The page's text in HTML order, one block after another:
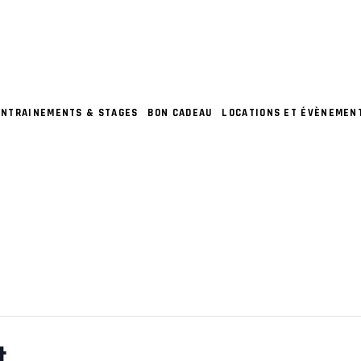
& STAGES BON CADEAU LOCATIONS ET